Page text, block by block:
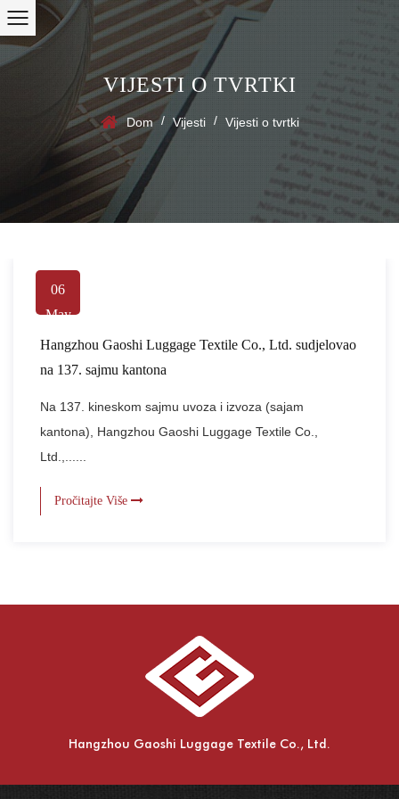
VIJESTI O TVRTKI
Dom / Vijesti / Vijesti o tvrtki
06
May
Hangzhou Gaoshi Luggage Textile Co., Ltd. sudjelovao
na 137. sajmu kantona
Na 137. kineskom sajmu uvoza i izvoza (sajam
kantona), Hangzhou Gaoshi Luggage Textile Co.,
Ltd.,......
Pročitajte Više
Hangzhou Gaoshi Luggage Textile Co., Ltd.